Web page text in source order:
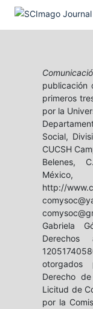
publicación
primeros
por la
Social,
CUCSH
Belenes,
México,
http://
Gabriela
Derecho
Licitud de
por la